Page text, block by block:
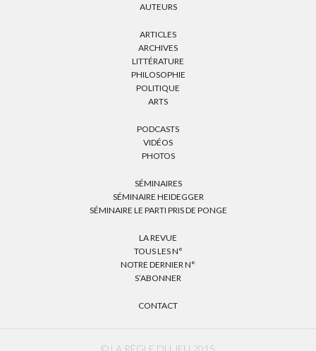
AUTEURS
ARTICLES
ARCHIVES
LITTÉRATURE
PHILOSOPHIE
POLITIQUE
ARTS
PODCASTS
VIDÉOS
PHOTOS
SÉMINAIRES
SÉMINAIRE HEIDEGGER
SÉMINAIRE LE PARTI PRIS DE PONGE
LA REVUE
TOUS LES N°
NOTRE DERNIER N°
S’ABONNER
CONTACT
© LA RÈGLE DU JEU 2015